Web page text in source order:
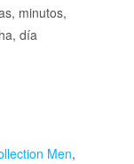
minutos,
día
Men,